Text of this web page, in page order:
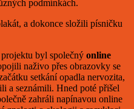
podmínkách.
a dokonce složili písničku
byl společný online
naživo přes obrazovky se
setkání opadla nervozita,
a seznámili. Hned poté přišel
zahráli napínavou online